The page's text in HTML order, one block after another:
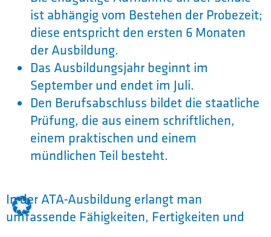
ist abhängig vom Bestehen der Probezeit;
diese entspricht den ersten 6 Monaten
der Ausbildung.
Das Ausbildungsjahr beginnt im
September und endet im Juli.
Den Berufsabschluss bildet die staatliche
Prüfung, die aus einem schriftlichen,
einem praktischen und einem
mündlichen Teil besteht.
In der ATA-Ausbildung erlangt man
umfassende Fähigkeiten, Fertigkeiten und